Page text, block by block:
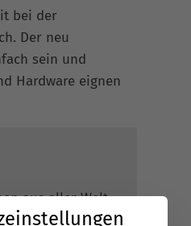
bei der
Der neu
sein und
Hardware eignen
aus aller Welt
setzte sich der